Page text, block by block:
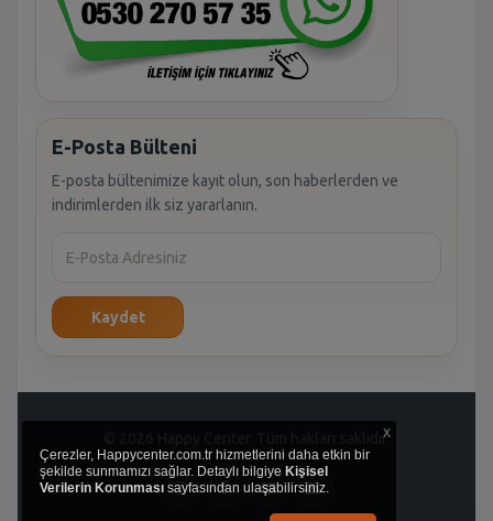
E-Posta Bülteni
E-posta bültenimize kayıt olun, son haberlerden ve
indirimlerden ilk siz yararlanın.
Kaydet
© 2026 Happy Center. Tüm hakları saklıdır.
x
Çerezler, Happycenter.com.tr hizmetlerini daha etkin bir
şekilde sunmamızı sağlar. Detaylı bilgiye Kişisel
Verilerin Korunması sayfasından ulaşabilirsiniz.